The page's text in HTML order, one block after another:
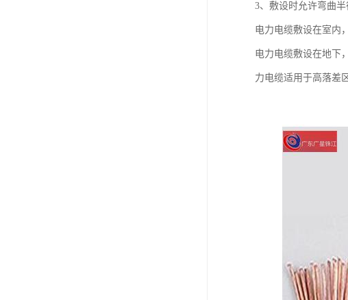
3、敷设时允许弯曲
电力电缆敷设在室内
电力电缆敷设在地下
力电缆适用于高落差